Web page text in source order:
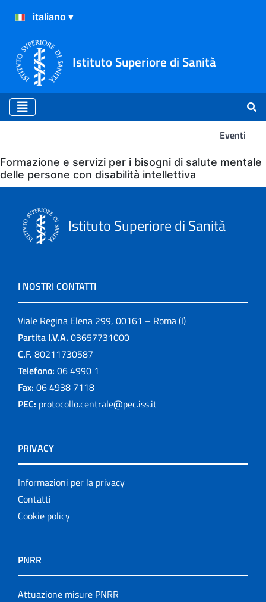
Istituto Superiore di Sanità
Eventi
Eventi
Formazione e servizi per i bisogni di salute mentale
delle persone con disabilità intellettiva
Istituto Superiore di Sanità
I NOSTRI CONTATTI
Viale Regina Elena 299, 00161 – Roma (I)
Partita I.V.A. 03657731000
C.F. 80211730587
Telefono: 06 4990 1
Fax: 06 4938 7118
PEC: protocollo.centrale@pec.iss.it
PRIVACY
Informazioni per la privacy
Contatti
Cookie policy
PNRR
Attuazione misure PNRR